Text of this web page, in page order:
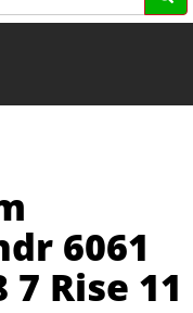
6061
Rise 11